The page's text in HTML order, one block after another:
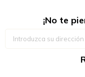
¡No te